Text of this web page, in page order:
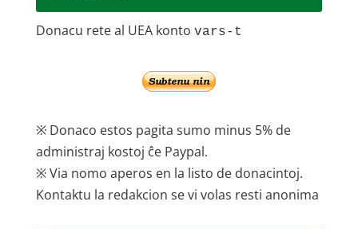
Donacu rete al UEA konto vars-t
※ Donaco estos pagita sumo minus 5% de
administraj kostoj ĉe Paypal.
※ Via nomo aperos en la listo de donacintoj.
Kontaktu la redakcion se vi volas resti anonima